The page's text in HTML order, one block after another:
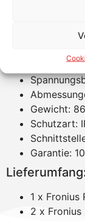
Bauweise
2
Gewicht:
Schutzart:
Garantie:
1 x Fronius
2 x Fronius